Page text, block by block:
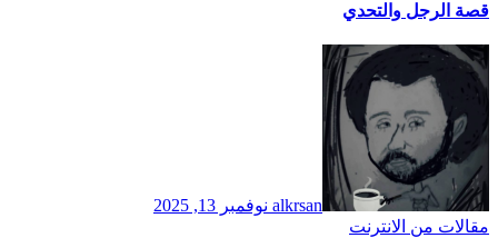
قصة الرجل والتحدي
alkrsan نوفمبر 13, 2025
مقالات من الانترنت